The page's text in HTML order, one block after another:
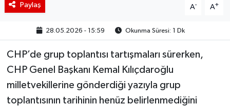
Paylaş A- A+
28.05.2026 - 15:59 Okunma Süresi: 1 Dk
CHP’de grup toplantısı tartışmaları sürerken,
CHP Genel Başkanı Kemal Kılıçdaroğlu
milletvekillerine gönderdiği yazıyla grup
toplantısının tarihinin henüz belirlenmediğini